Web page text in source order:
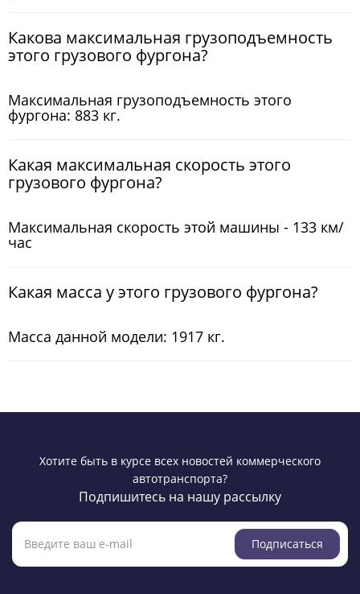
Какова максимальная грузоподъемность
этого грузового фургона?
Максимальная грузоподъемность этого
фургона: 883 кг.
Какая максимальная скорость этого
грузового фургона?
Максимальная скорость этой машины - 133 км/
час
Какая масса у этого грузового фургона?
Масса данной модели: 1917 кг.
Хотите быть в курсе всех новостей коммерческого
автотранспорта?
Подпишитесь на нашу рассылку
Подписаться